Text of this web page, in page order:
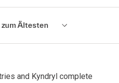
Ältesten
and Kyndryl complete